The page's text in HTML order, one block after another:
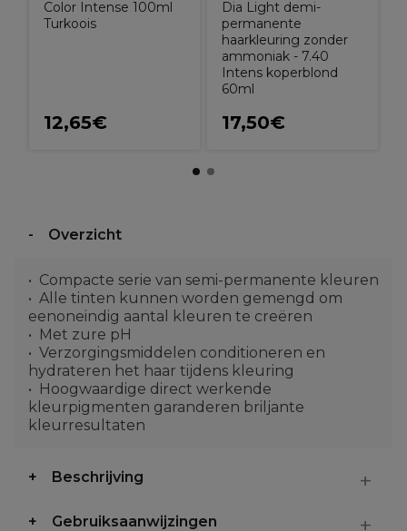
Color Intense 100ml
Turkoois
12,65€
Dia Light demi-
permanente
haarkleuring zonder
ammoniak - 7.40
Intens koperblond
60ml
17,50€
Overzicht
Compacte serie van semi-permanente kleuren
Alle tinten kunnen worden gemengd om
eenoneindig aantal kleuren te creëren
Met zure pH
Verzorgingsmiddelen conditioneren en
hydrateren het haar tijdens kleuring
Hoogwaardige direct werkende
kleurpigmenten garanderen briljante
kleurresultaten
Beschrijving
Gebruiksaanwijzingen